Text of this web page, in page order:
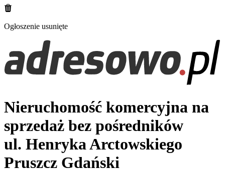
Ogłoszenie usunięte
Nieruchomość komercyjna na
sprzedaż bez pośredników
ul. Henryka Arctowskiego
Pruszcz Gdański